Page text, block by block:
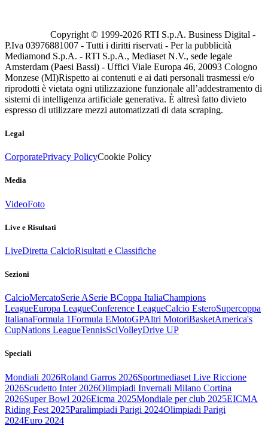
Copyright © 1999-2026 RTI S.p.A. Business Digital -
P.Iva 03976881007 - Tutti i diritti riservati - Per la pubblicità
Mediamond S.p.A. - RTI S.p.A., Mediaset N.V., sede legale
Amsterdam (Paesi Bassi) - Uffici Viale Europa 46, 20093 Cologno
Monzese (MI)Rispetto ai contenuti e ai dati personali trasmessi e/o
riprodotti è vietata ogni utilizzazione funzionale all’addestramento di
sistemi di intelligenza artificiale generativa. È altresì fatto divieto
espresso di utilizzare mezzi automatizzati di data scraping.
Legal
CorporatePrivacy PolicyCookie Policy
Media
VideoFoto
Live e Risultati
LiveDiretta CalcioRisultati e Classifiche
Sezioni
CalcioMercatoSerie ASerie BCoppa ItaliaChampions
LeagueEuropa LeagueConference LeagueCalcio EsteroSupercoppa
ItalianaFormula 1Formula EMotoGPAltri MotoriBasketAmerica's
CupNations LeagueTennisSciVolleyDrive UP
Speciali
Mondiali 2026Roland Garros 2026Sportmediaset Live Riccione
2026Scudetto Inter 2026Olimpiadi Invernali Milano Cortina
2026Super Bowl 2026Eicma 2025Mondiale per club 2025EICMA
Riding Fest 2025Paralimpiadi Parigi 2024Olimpiadi Parigi
2024Euro 2024